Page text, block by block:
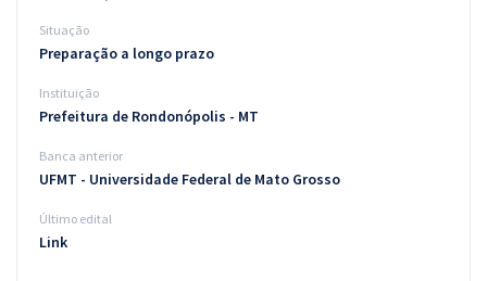
Conteúdo gratuito
Blog
Situação
Preparação a longo prazo
Instituição
Prefeitura de Rondonópolis - MT
Banca anterior
UFMT - Universidade Federal de Mato Grosso
Último edital
Link